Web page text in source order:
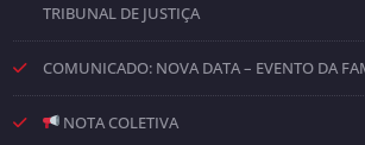
TRIBUNAL DE JUSTIÇA
COMUNICADO: NOVA DATA – EVENTO DA
NOTA COLETIVA